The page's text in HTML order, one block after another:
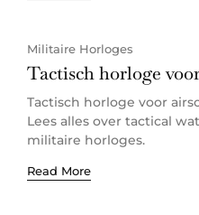
Militaire Horloges
Tactisch horloge
Tactisch horloge voor
Lees alles over tactical
militaire horloges.
Read More